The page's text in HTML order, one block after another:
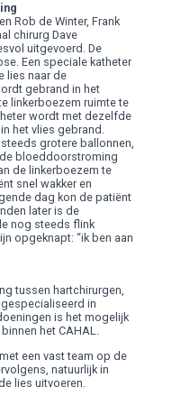
Rob de Winter, Frank
chirurg Dave
uitgevoerd. De
Een speciale katheter
lies naar de
gebrand in het
linkerboezem ruimte te
wordt met dezelfde
het vlies gebrand.
grotere ballonnen,
bloeddoorstroming
de linkerboezem te
snel wakker en
dag kon de patiënt
later is de
nog steeds flink
opgeknapt: “ik ben aan
tussen hartchirurgen,
in
is het mogelijk
het CAHAL.
een vast team op de
natuurlijk in
lies uitvoeren.